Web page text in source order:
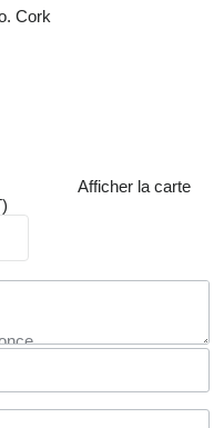
Cork
Afficher la carte